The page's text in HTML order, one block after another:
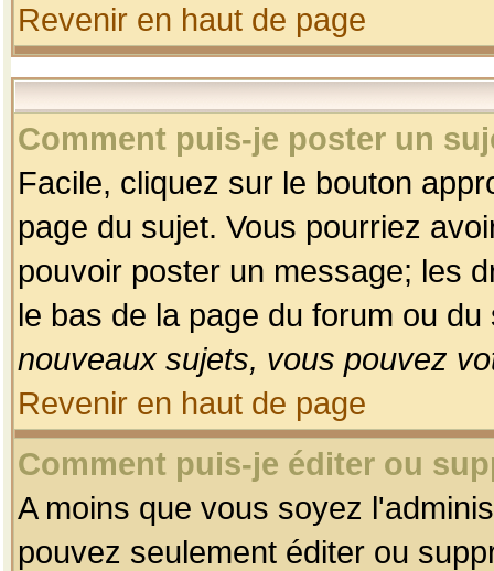
Revenir en haut de page
Comment puis-je poster un
Facile, cliquez sur le bouton
page du sujet. Vous pourriez
pouvoir poster un message; les
le bas de la page du forum ou
nouveaux sujets, vous pouvez
Revenir en haut de page
Comment puis-je éditer ou
A moins que vous soyez
pouvez seulement éditer ou